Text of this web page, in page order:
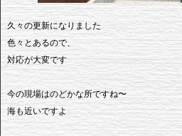
久々の更新になりました
色々とあるので、
対応が大変です
今の現場はのどかな所ですね〜
海も近いですよ